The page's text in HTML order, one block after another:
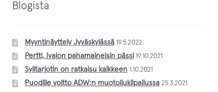
Blogista
Myyntinäyttely Jyväskylässä 19.5.2022
Pertti, Ivalon pahamaineisin pässi 19.10.2021
Sylitarjotin on ratkaisu kaikkeen 1.10.2021
Puodille voitto ADW:n muotoilukilpailussa 25.3.2021